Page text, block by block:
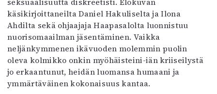
käsikirjoittaneilta Daniel Hakuliselta ja Ilona
Ahdilta sekä ohjaajaja Haapasalolta luonnistuu
nuorisomaailman jäsentäminen. Vaikka
neljänkymmenen ikävuoden molemmin puolin
oleva kolmikko onkin myöhäisteini-iän kriiseilystä
jo erkaantunut, heidän luomansa humaani ja
ymmärtäväinen kokonaisuus kantaa.